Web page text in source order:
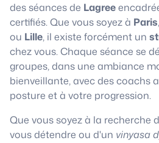
des séances de Lagree
certifiés. Que vous soyez à Paris,
ou Lille, il existe forcément un
chez vous. Chaque séance se
groupes, dans une ambiance
bienveillante, avec des coachs
posture et à votre progression.
Que vous soyez à la recherche
vous détendre ou d'un vinyasa